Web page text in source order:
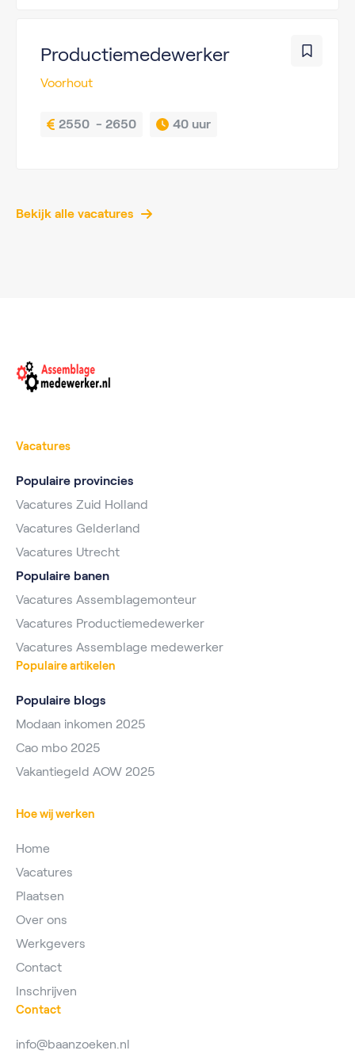
Productiemedewerker
Voorhout
2550  - 2650 40 uur
Bekijk alle vacatures
Vacatures
Populaire provincies
Vacatures Zuid Holland
Vacatures Gelderland
Vacatures Utrecht
Populaire banen
Vacatures Assemblagemonteur
Vacatures Productiemedewerker
Vacatures Assemblage medewerker
Populaire artikelen
Populaire blogs
Modaan inkomen 2025
Cao mbo 2025
Vakantiegeld AOW 2025
Hoe wij werken
Home
Vacatures
Plaatsen
Over ons
Werkgevers
Contact
Inschrijven
Contact
info@baanzoeken.nl